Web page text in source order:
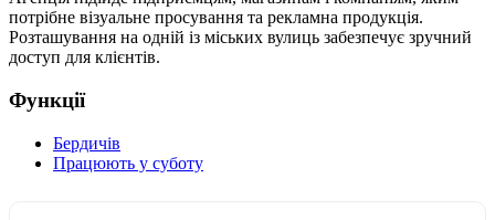
потрібне візуальне просування та рекламна продукція.
Розташування на одній із міських вулиць забезпечує зручний
доступ для клієнтів.
Функції
Бердичів
Працюють у суботу